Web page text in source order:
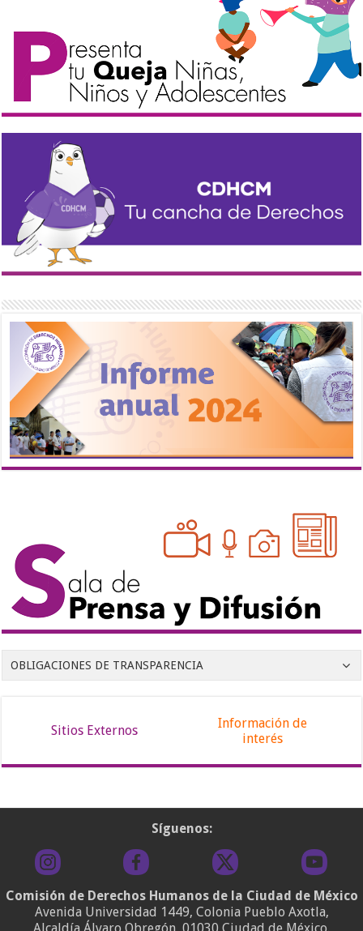
OBLIGACIONES DE TRANSPARENCIA
Sitios Externos
Información de
interés
Síguenos:
Comisión de Derechos Humanos de la Ciudad de México
Avenida Universidad 1449, Colonia Pueblo Axotla,